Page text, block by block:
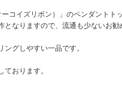
コイズリボン）」のペンダントト
なりますので、流通も少ないお勧
グしやすい一品です。
おります。